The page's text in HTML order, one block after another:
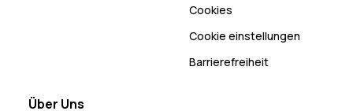
Cookies
Cookie einstellungen
Barrierefreiheit
Über Uns